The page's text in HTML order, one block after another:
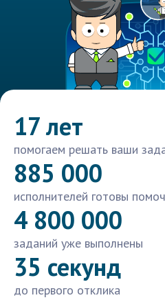
17 лет
помогаем решать ваши
885 000
исполнителей готовы
4 800 000
заданий уже выполнены
35 секунд
до первого отклика